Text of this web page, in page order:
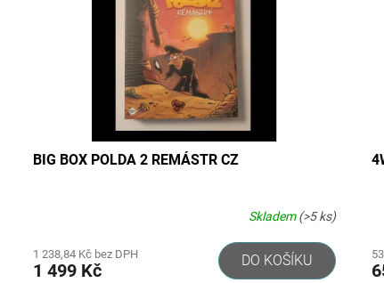
BIG BOX POLDA 2 REMÁSTR CZ
Skladem(>5 ks)
1 238,84 Kč bez DPH
1 499 Kč DO KOŠÍKU